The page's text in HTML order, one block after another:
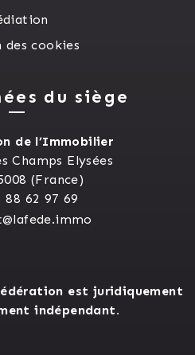
des cookies
du siège
de l’Immobilier
Champs Elysées
(France)
88 62 97 69
est juridiquement
indépendant.